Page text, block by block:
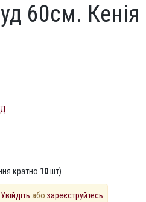
60см. Кенія
кратно 10шт)
Увійдіть або зареєструйтесь